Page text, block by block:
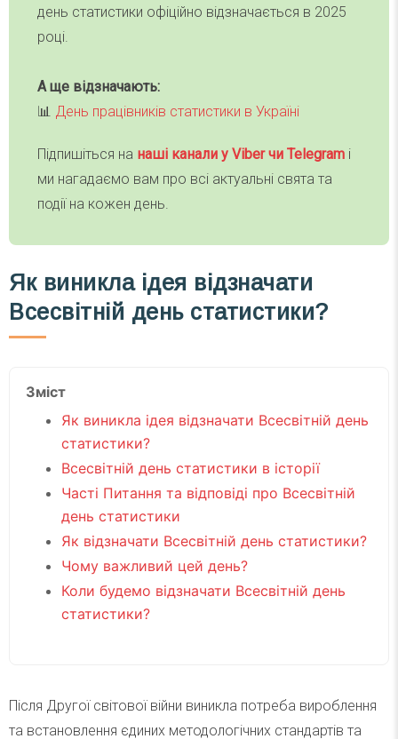
день статистики офіційно відзначається в 2025
році.
А ще відзначають:
📊 День працівників статистики в Україні
Підпишіться на наші канали у Viber чи Telegram і
ми нагадаємо вам про всі актуальні свята та
події на кожен день.
Як виникла ідея відзначати
Всесвітній день статистики?
Зміст
Як виникла ідея відзначати Всесвітній день
статистики?
Всесвітній день статистики в історії
Часті Питання та відповіді про Всесвітній
день статистики
Як відзначати Всесвітній день статистики?
Чому важливий цей день?
Коли будемо відзначати Всесвітній день
статистики?
Після Другої світової війни виникла потреба вироблення
та встановлення єдиних методологічних стандартів та